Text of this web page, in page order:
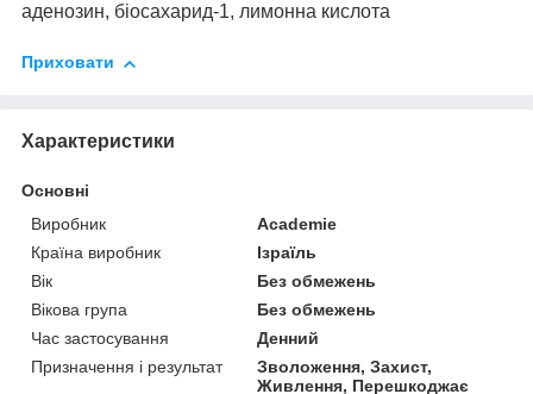
аденозин, біосахарид-1, лимонна кислота
Приховати
Характеристики
Основні
Виробник
Academie
Країна виробник
Ізраїль
Вік
Без обмежень
Вікова група
Без обмежень
Час застосування
Денний
Призначення і результат
Зволоження, Захист,
Живлення, Перешкоджає